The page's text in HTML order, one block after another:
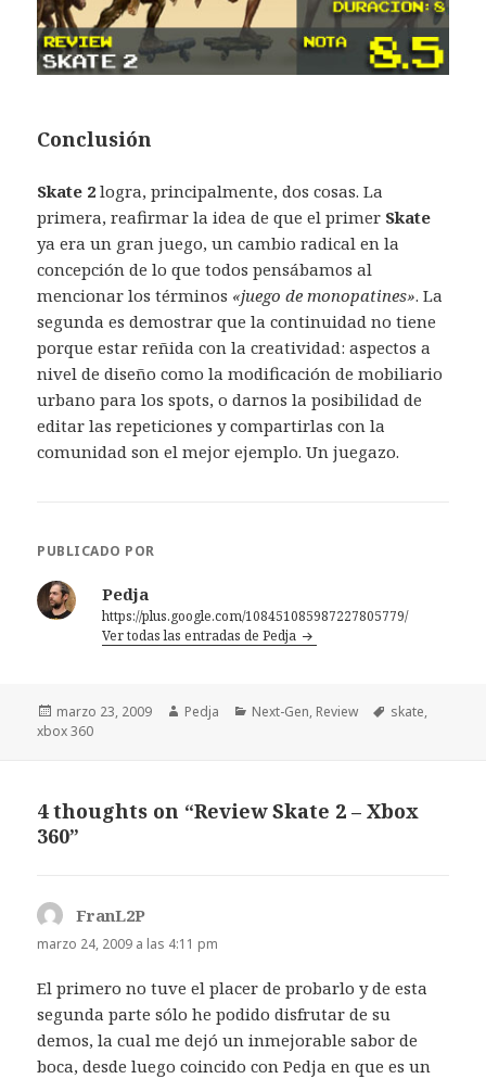
Conclusión
Skate 2 logra, principalmente, dos cosas. La
primera, reafirmar la idea de que el primer Skate
ya era un gran juego, un cambio radical en la
concepción de lo que todos pensábamos al
mencionar los términos «juego de monopatines». La
segunda es demostrar que la continuidad no tiene
porque estar reñida con la creatividad: aspectos a
nivel de diseño como la modificación de mobiliario
urbano para los spots, o darnos la posibilidad de
editar las repeticiones y compartirlas con la
comunidad son el mejor ejemplo. Un juegazo.
PUBLICADO POR
Pedja
https://plus.google.com/108451085987227805779/
Ver todas las entradas de Pedja
Publicado
el
marzo 23, 2009 Autor
Pedja Categorías
Next-Gen, Review Etiquetas
skate,
xbox 360
4 thoughts on “Review Skate 2 – Xbox
360”
FranL2P
marzo 24, 2009 a las 4:11 pm
El primero no tuve el placer de probarlo y de esta
segunda parte sólo he podido disfrutar de su
demos, la cual me dejó un inmejorable sabor de
boca, desde luego coincido con Pedja en que es un